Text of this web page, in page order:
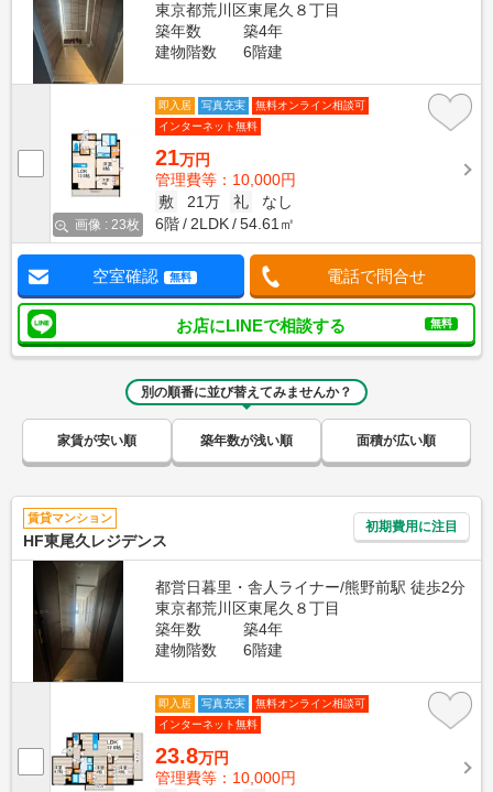
東京都荒川区東尾久８丁目
築年数
築4年
建物階数
6階建
画像 : 23枚
即入居 写真充実
無料オンライン相談可
インターネット無料
21万円
管理費等：10,000円
敷
21万 礼
なし
6階
2LDK 54.61㎡
空室確認 無料 電話で問合せ
お店にLINEで相談する 無料
別の順番に並び替えてみませんか？
家賃が安い順 築年数が浅い順 面積が広い順
賃貸マンション
HF東尾久レジデンス
初期費用に注目
都営日暮里・舎人ライナー/熊野前駅 徒歩2分
東京都荒川区東尾久８丁目
築年数
築4年
建物階数
6階建
即入居 写真充実
無料オンライン相談可
インターネット無料
23.8万円
管理費等：10,000円